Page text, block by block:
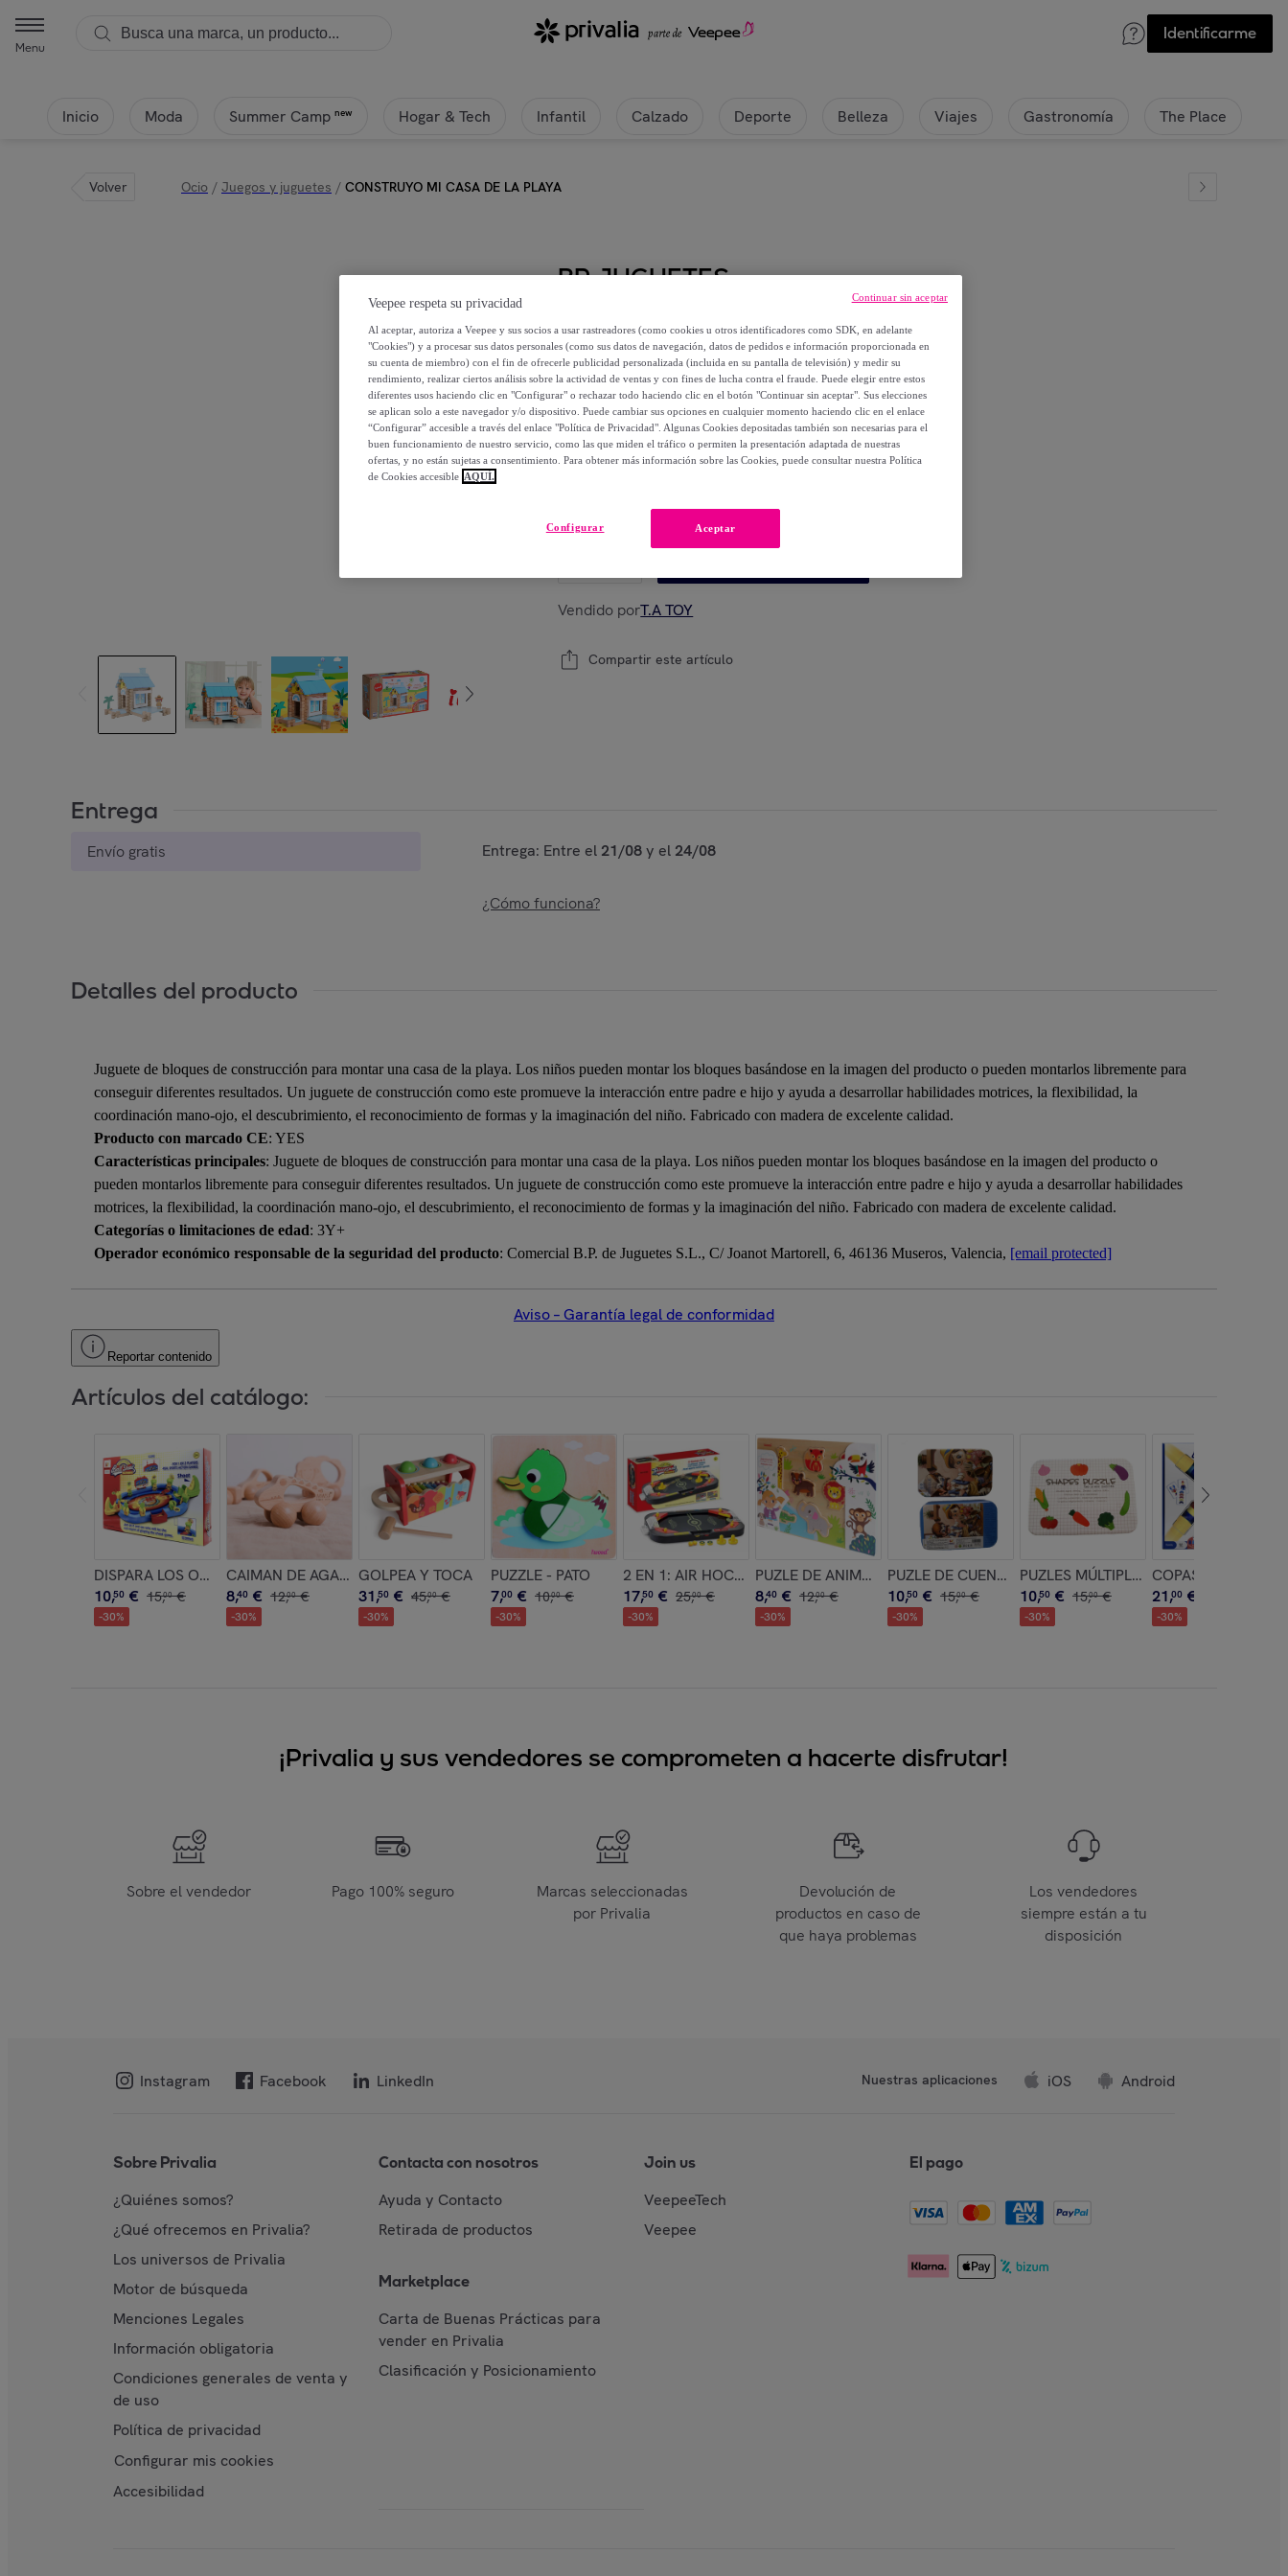
Menu
Identificarme
Inicio Moda Summer Camp new Hogar & Tech Infantil Calzado Deporte Belleza Viajes Gastronomía The Place
Volver Ocio / Juegos y juguetes / CONSTRUYO MI CASA DE LA PLAYA
BP JUGUETES
CONSTRUYO MI CASA DE LA PLAYA
31,50 €
45,00 €
%
Modelo:
Vendido porT.A TOY
Compartir este artículo
Entrega
Envío gratis Entrega: Entre el 21/08y el 24/08
¿Cómo funciona?
Detalles del producto
Juguete de bloques de construcción para montar una casa de la playa. Los niños pueden montar los bloques basándose en la imagen del producto o pueden montarlos libremente para
conseguir diferentes resultados. Un juguete de construcción como este promueve la interacción entre padre e hijo y ayuda a desarrollar habilidades motrices, la flexibilidad, la
coordinación mano-ojo, el descubrimiento, el reconocimiento de formas y la imaginación del niño. Fabricado con madera de excelente calidad.
Producto con marcado CE: YES
Características principales: Juguete de bloques de construcción para montar una casa de la playa. Los niños pueden montar los bloques basándose en la imagen del producto o
pueden montarlos libremente para conseguir diferentes resultados. Un juguete de construcción como este promueve la interacción entre padre e hijo y ayuda a desarrollar habilidades
motrices, la flexibilidad, la coordinación mano-ojo, el descubrimiento, el reconocimiento de formas y la imaginación del niño. Fabricado con madera de excelente calidad.
Categorías o limitaciones de edad: 3Y+
Operador económico responsable de la seguridad del producto: Comercial B.P. de Juguetes S.L., C/ Joanot Martorell, 6, 46136 Museros, Valencia, [email protected]
Aviso – Garantía legal de conformidad
Reportar contenido
Artículos del catálogo:
DISPARA LOS OBJETIVOS
10,50 € 15,00 €
-30%
CAIMAN DE AGARRE
8,40 € 12,00 €
-30%
GOLPEA Y TOCA
31,50 € 45,00 €
-30%
PUZZLE - PATO
7,00 € 10,00 €
-30%
2 EN 1: AIR HOCKEY/PINBALL
17,50 € 25,00 €
-30%
PUZLE DE ANIMALES: JUNGLA
8,40 € 12,00 €
-30%
PUZLE DE CUENTOS: PINOCHO - 60 pcs (CAJA METÁLICA)
10,50 € 15,00 €
-30%
PUZLES MÚLTIPLES 13 EN 1:
10,50 € 15,00 €
-30%
COPAS RÁPIDAS
21,00 €
-30%
¡Privalia y sus vendedores se comprometen a hacerte disfrutar!
Sobre el vendedor Pago 100% seguro
Marcas seleccionadas
por Privalia
Devolución de
productos en caso de
que haya problemas
Los vendedores
siempre están a tu
disposición
Instagram Facebook LinkedIn Nuestras aplicaciones iOS Android
Sobre Privalia
¿Quiénes somos?
¿Qué ofrecemos en Privalia?
Los universos de Privalia
Motor de búsqueda
Menciones Legales
Información obligatoria
Condiciones generales de venta y
de uso
Política de privacidad
Configurar mis cookies
Accesibilidad
Contacta con nosotros
Ayuda y Contacto
Retirada de productos
Marketplace
Carta de Buenas Prácticas para
vender en Privalia
Clasificación y Posicionamiento
Join us
VeepeeTech
Veepee
El pago
Veepee respeta su privacidad
Al aceptar, autoriza a Veepee y sus socios a usar rastreadores (como cookies u otros identificadores como SDK, en adelante
"Cookies") y a procesar sus datos personales (como sus datos de navegación, datos de pedidos e información proporcionada en
su cuenta de miembro) con el fin de ofrecerle publicidad personalizada (incluida en su pantalla de televisión) y medir su
rendimiento, realizar ciertos análisis sobre la actividad de ventas y con fines de lucha contra el fraude. Puede elegir entre estos
diferentes usos haciendo clic en "Configurar" o rechazar todo haciendo clic en el botón "Continuar sin aceptar". Sus elecciones
se aplican solo a este navegador y/o dispositivo. Puede cambiar sus opciones en cualquier momento haciendo clic en el enlace
“Configurar” accesible a través del enlace "Política de Privacidad". Algunas Cookies depositadas también son necesarias para el
buen funcionamiento de nuestro servicio, como las que miden el tráfico o permiten la presentación adaptada de nuestras
ofertas, y no están sujetas a consentimiento. Para obtener más información sobre las Cookies, puede consultar nuestra Política
de Cookies accesible AQUÍ.
Aceptar
Configurar
Continuar sin aceptar